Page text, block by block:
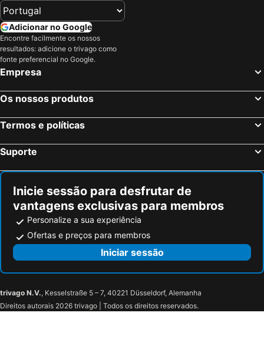
Adicionar no Google
Encontre facilmente os nossos
resultados: adicione o trivago como
fonte preferencial no Google.
Empresa
Os nossos produtos
Termos e políticas
Suporte
Inicie sessão para desfrutar de
vantagens exclusivas para membros
Personalize a sua experiência
Ofertas e preços para membros
Iniciar sessão
trivago N.V., Kesselstraße 5 – 7, 40221 Düsseldorf, Alemanha
Direitos autorais 2026 trivago | Todos os direitos reservados.